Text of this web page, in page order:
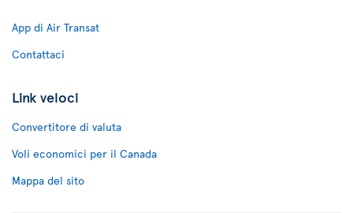
App di Air Transat
Contattaci
Link veloci
Convertitore di valuta
Voli economici per il Canada
Mappa del sito